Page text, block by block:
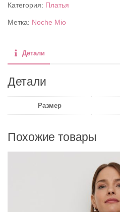
Категория: Платья
Метка: Noche Mio
Детали
Детали
Размер
Похожие товары